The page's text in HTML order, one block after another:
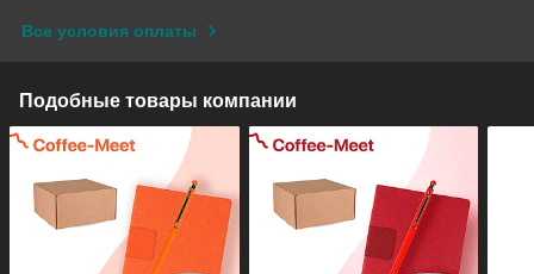
Все условия оплаты
Подобные товары компании